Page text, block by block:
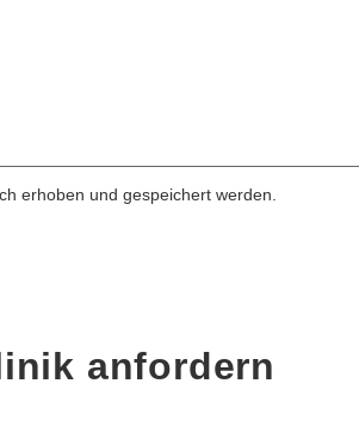
erhoben und gespeichert werden.
anfordern